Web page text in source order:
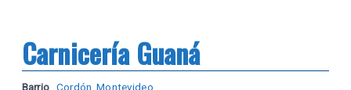
Carnicería Guaná
Barrio Cordón ,Montevideo